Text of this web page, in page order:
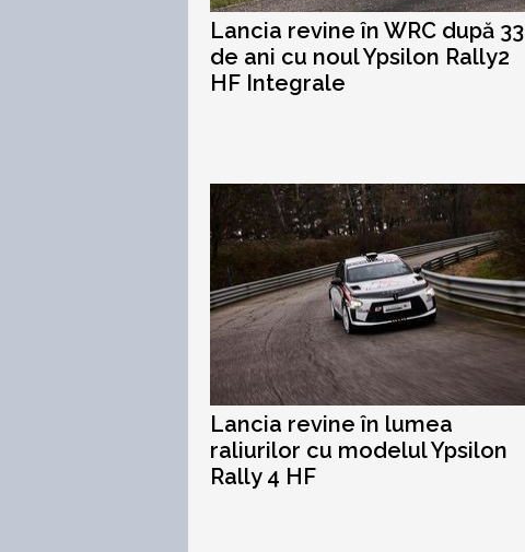
Lancia revine în WRC după 33
de ani cu noul Ypsilon Rally2
HF Integrale
Lancia revine în lumea
raliurilor cu modelul Ypsilon
Rally 4 HF